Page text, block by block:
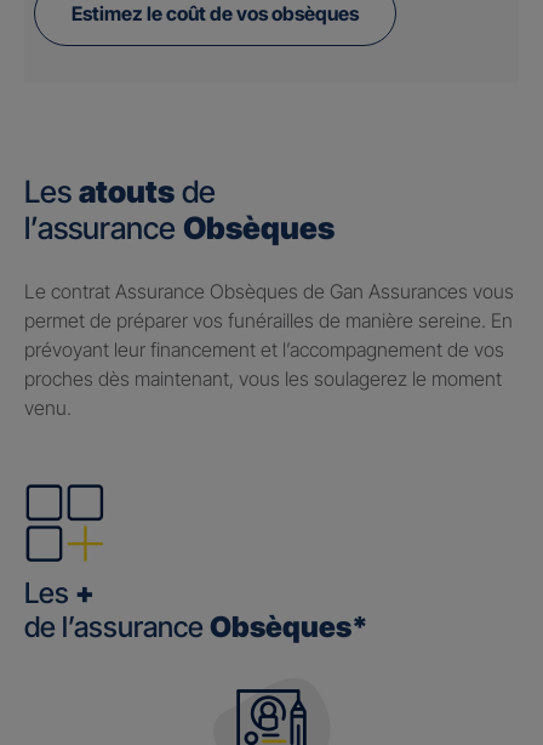
Estimez le coût de vos obsèques
Les atouts de
l’assurance Obsèques
Le contrat Assurance Obsèques de Gan Assurances vous
permet de préparer vos funérailles de manière sereine. En
prévoyant leur financement et l’accompagnement de vos
proches dès maintenant, vous les soulagerez le moment
venu.
Les +
de l’assurance Obsèques*